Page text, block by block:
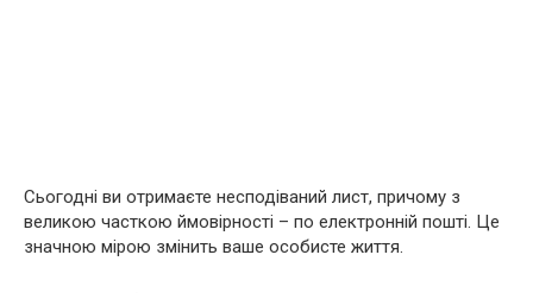
Сьогодні ви отримаєте несподіваний лист, причому з
великою часткою ймовірності – по електронній пошті. Це
значною мірою змінить ваше особисте життя.